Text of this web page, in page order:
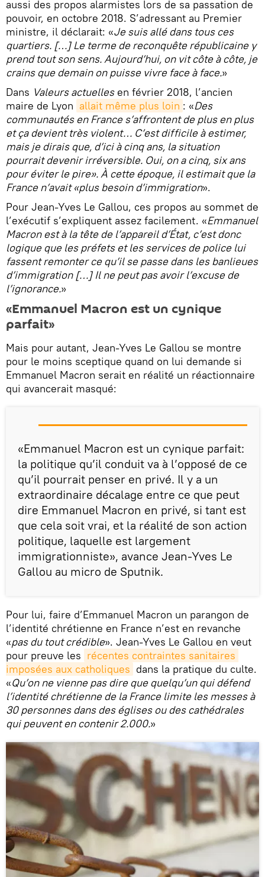
aussi des propos alarmistes lors de sa passation de
pouvoir, en octobre 2018. S’adressant au Premier
ministre, il déclarait: «Je suis allé dans tous ces
quartiers. […] Le terme de reconquête républicaine y
prend tout son sens. Aujourd’hui, on vit côte à côte, je
crains que demain on puisse vivre face à face.»
Dans Valeurs actuellesen février 2018, l’ancien
maire de Lyon allait même plus loin : «Des
communautés en France s’affrontent de plus en plus
et ça devient très violent… C’est difficile à estimer,
mais je dirais que, d’ici à cinq ans, la situation
pourrait devenir irréversible. Oui, on a cinq, six ans
pour éviter le pire». À cette époque, il estimait que la
France n’avait «plus besoin d’immigration».
Pour Jean-Yves Le Gallou, ces propos au sommet de
l’exécutif s’expliquent assez facilement. «Emmanuel
Macron est à la tête de l’appareil d’État, c’est donc
logique que les préfets et les services de police lui
fassent remonter ce qu’il se passe dans les banlieues
d’immigration […] Il ne peut pas avoir l’excuse de
l’ignorance.»
«Emmanuel Macron est un cynique
parfait»
Mais pour autant, Jean-Yves Le Gallou se montre
pour le moins sceptique quand on lui demande si
Emmanuel Macron serait en réalité un réactionnaire
qui avancerait masqué:
«Emmanuel Macron est un cynique parfait:
la politique qu’il conduit va à l’opposé de ce
qu’il pourrait penser en privé. Il y a un
extraordinaire décalage entre ce que peut
dire Emmanuel Macron en privé, si tant est
que cela soit vrai, et la réalité de son action
politique, laquelle est largement
immigrationniste», avance Jean-Yves Le
Gallou au micro de Sputnik.
Pour lui, faire d’Emmanuel Macron un parangon de
l’identité chrétienne en France n’est en revanche
«pas du tout crédible». Jean-Yves Le Gallou en veut
pour preuve les récentes contraintes sanitaires
imposées aux catholiques dans la pratique du culte.
«Qu’on ne vienne pas dire que quelqu’un qui défend
l’identité chrétienne de la France limite les messes à
30 personnes dans des églises ou des cathédrales
qui peuvent en contenir 2.000.»